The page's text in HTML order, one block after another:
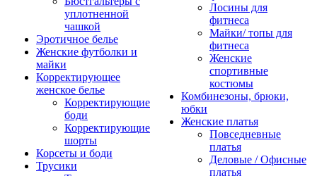
уплотненной
чашкой
Эротичное белье
Женские футболки и
майки
Корректирующее
женское белье
Корректирующие
боди
Корректирующие
шорты
Корсеты и боди
Трусики
Лосины для
фитнеса
Майки/ топы для
фитнеса
Женские
спортивные
костюмы
Комбинезоны, брюки,
юбки
Женские платья
Повседневные
платья
Деловые / Офисные
платья